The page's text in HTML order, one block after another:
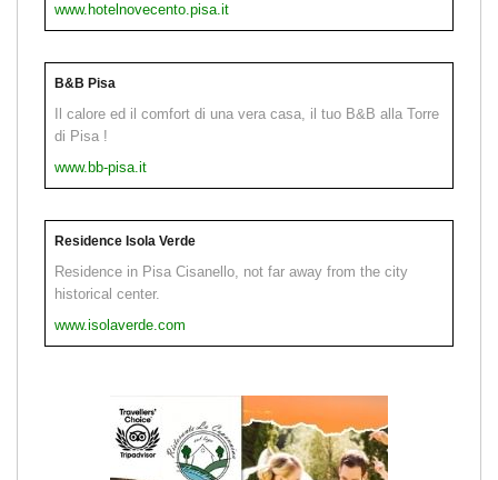
www.hotelnovecento.pisa.it
B&B Pisa
Il calore ed il comfort di una vera casa, il tuo B&B alla Torre
di Pisa !
www.bb-pisa.it
Residence Isola Verde
Residence in Pisa Cisanello, not far away from the city
historical center.
www.isolaverde.com